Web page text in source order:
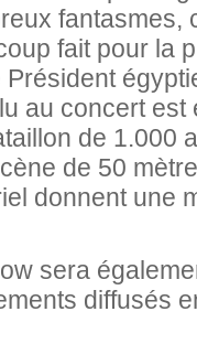
fantasmes,
fait pour la
Président
au concert
de 1.000
de 50
donnent une
sera
diffusés